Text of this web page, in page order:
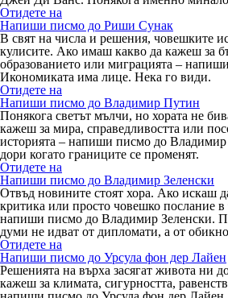
Отидете на
Напиши писмо до Риши Сунак
В свят на числа и решения, човешките
кулисите. Ако имаш какво да кажеш за
образованието или миграцията –
Икономиката има лице. Нека го види.
Отидете на
Напиши писмо до Владимир Путин
Понякога светът мълчи, но хората не
кажеш за мира, справедливостта или
историята – напиши писмо до
дори когато границите се променят.
Отидете на
Напиши писмо до Владимир Зеленски
Отвъд новините стоят хора. Ако искаш
критика или просто човешко послание
напиши писмо до Владимир Зеленски.
думи не идват от дипломати, а от
Отидете на
Напиши писмо до Урсула фон дер Лайен
Решенията на върха засягат живота ни
кажеш за климата, сигурността,